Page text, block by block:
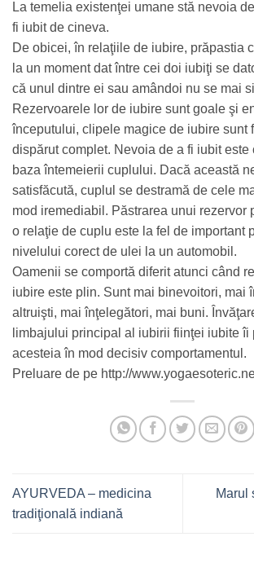
La temelia existenţei umane stă nevoia
fi iubit de cineva.
De obicei, în relaţiile de iubire, prăpastia
la un moment dat între cei doi iubiţi se
că unul dintre ei sau amândoi nu se mai
Rezervoarele lor de iubire sunt goale şi
începutului, clipele magice de iubire sunt
dispărut complet. Nevoia de a fi iubit este
baza întemeierii cuplului. Dacă această
satisfăcută, cuplul se destramă de cele
mod iremediabil. Păstrarea unui rezervor
o relaţie de cuplu este la fel de important
nivelului corect de ulei la un automobil.
Oamenii se comportă diferit atunci când
iubire este plin. Sunt mai binevoitori, mai
altruişti, mai înţelegători, mai buni.
limbajului principal al iubirii fiinţei iubite îi
acesteia în mod decisiv comportamentul.
Preluare de pe http://
AYURVEDA – medicina
tradiţională indiană
Marul